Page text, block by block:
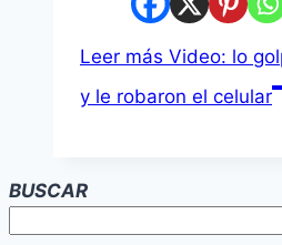
Leer más Video: lo
y le robaron el celular
BUSCAR